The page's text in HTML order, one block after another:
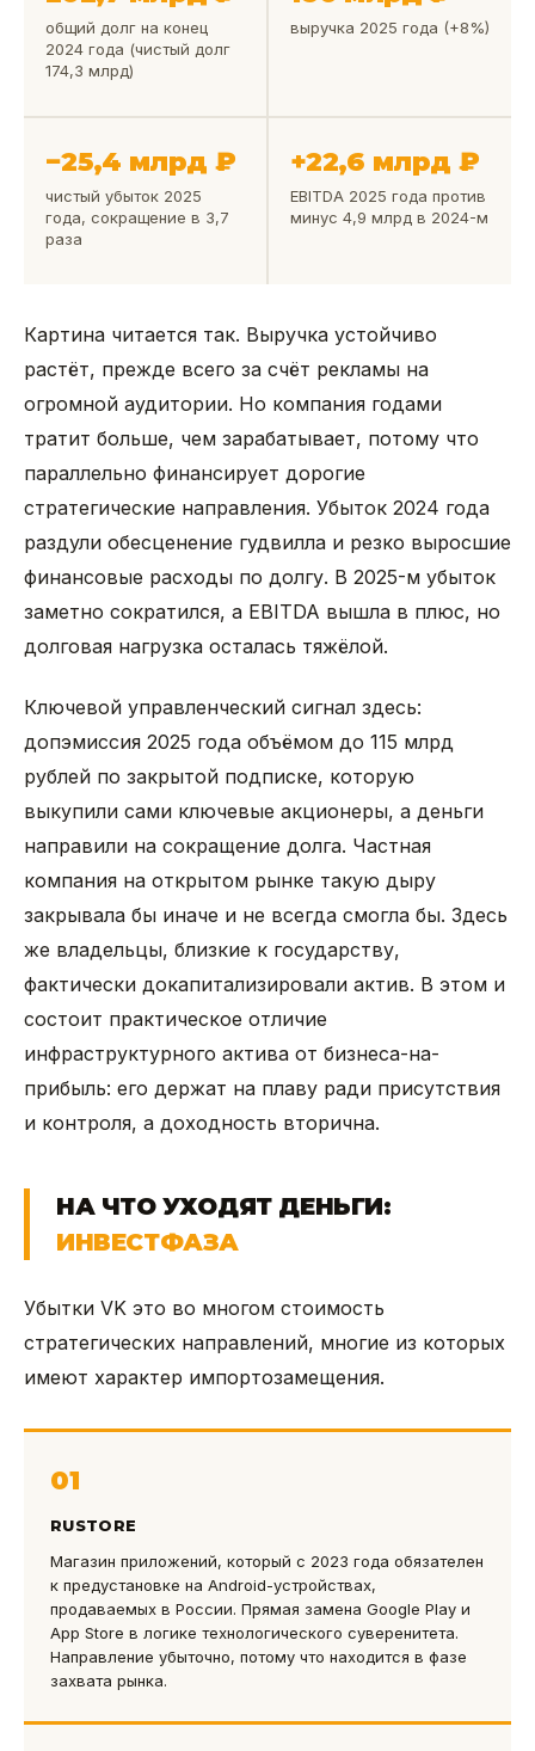
общий долг на конец
2024 года (чистый долг
174,3 млрд)
выручка 2025 года (+8%)
−25,4 млрд ₽
чистый убыток 2025
года, сокращение в 3,7
раза
+22,6 млрд ₽
EBITDA 2025 года против
минус 4,9 млрд в 2024-м
Картина читается так. Выручка устойчиво
растёт, прежде всего за счёт рекламы на
огромной аудитории. Но компания годами
тратит больше, чем зарабатывает, потому что
параллельно финансирует дорогие
стратегические направления. Убыток 2024 года
раздули обесценение гудвилла и резко выросшие
финансовые расходы по долгу. В 2025-м убыток
заметно сократился, а EBITDA вышла в плюс, но
долговая нагрузка осталась тяжёлой.
Ключевой управленческий сигнал здесь:
допэмиссия 2025 года объёмом до 115 млрд
рублей по закрытой подписке, которую
выкупили сами ключевые акционеры, а деньги
направили на сокращение долга. Частная
компания на открытом рынке такую дыру
закрывала бы иначе и не всегда смогла бы. Здесь
же владельцы, близкие к государству,
фактически докапитализировали актив. В этом и
состоит практическое отличие
инфраструктурного актива от бизнеса-на-
прибыль: его держат на плаву ради присутствия
и контроля, а доходность вторична.
НА ЧТО УХОДЯТ ДЕНЬГИ:
ИНВЕСТФАЗА
Убытки VK это во многом стоимость
стратегических направлений, многие из которых
имеют характер импортозамещения.
01
RUSTORE
Магазин приложений, который с 2023 года обязателен
к предустановке на Android-устройствах,
продаваемых в России. Прямая замена Google Play и
App Store в логике технологического суверенитета.
Направление убыточно, потому что находится в фазе
захвата рынка.